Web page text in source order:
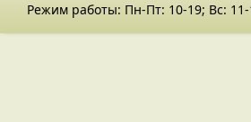
Режим работы: Пн-Пт: 10-19; Вс: